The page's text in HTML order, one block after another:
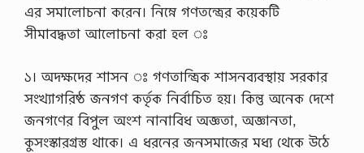
এর সমালোচনা করেন। নিম্নে গণতন্ত্রের কয়েকটি
সীমাবদ্ধতা আলোচনা করা হল ঃ
১। অদক্ষদের শাসন ঃ গণতান্ত্রিক শাসনব্যবস্থায় সরকার
সংখ্যাগরিষ্ঠ জনগণ কর্তৃক নির্বাচিত হয়। কিন্তু অনেক দেশে
জনগণের বিপুল অংশ নানাবিধ অজ্ঞতা, অজ্ঞানতা,
কুসংস্কারগ্রস্ত থাকে। এ ধরনের জনসমাজের মধ্য থেকে উঠে